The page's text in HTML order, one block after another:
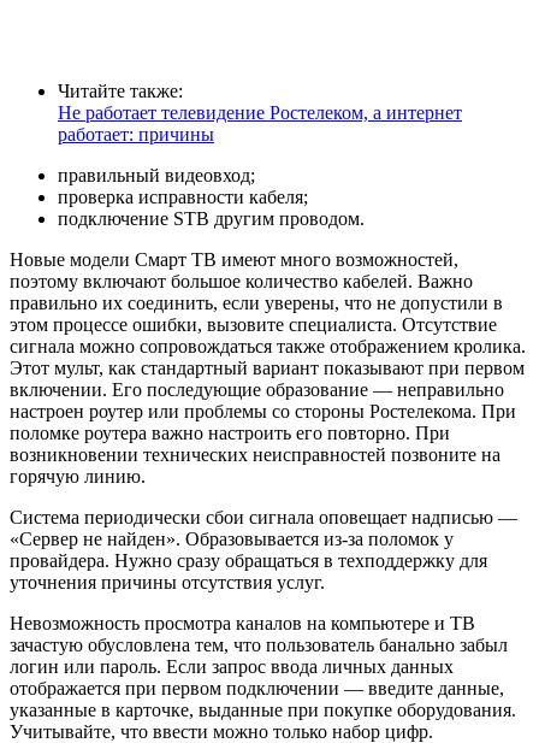
Читайте также:
Не работает телевидение Ростелеком, а интернет
работает: причины
правильный видеовход;
проверка исправности кабеля;
подключение STB другим проводом.
Новые модели Смарт ТВ имеют много возможностей,
поэтому включают большое количество кабелей. Важно
правильно их соединить, если уверены, что не допустили в
этом процессе ошибки, вызовите специалиста. Отсутствие
сигнала можно сопровождаться также отображением кролика.
Этот мульт, как стандартный вариант показывают при первом
включении. Его последующие образование — неправильно
настроен роутер или проблемы со стороны Ростелекома. При
поломке роутера важно настроить его повторно. При
возникновении технических неисправностей позвоните на
горячую линию.
Система периодически сбои сигнала оповещает надписью —
«Сервер не найден». Образовывается из-за поломок у
провайдера. Нужно сразу обращаться в техподдержку для
уточнения причины отсутствия услуг.
Невозможность просмотра каналов на компьютере и ТВ
зачастую обусловлена тем, что пользователь банально забыл
логин или пароль. Если запрос ввода личных данных
отображается при первом подключении — введите данные,
указанные в карточке, выданные при покупке оборудования.
Учитывайте, что ввести можно только набор цифр.